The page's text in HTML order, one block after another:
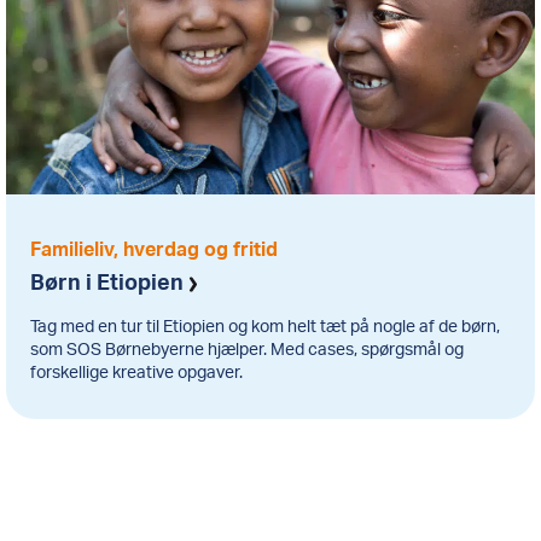
Familieliv, hverdag og fritid
Børn i Etiopien
Tag med en tur til Etiopien og kom helt tæt på nogle af de børn,
som SOS Børnebyerne hjælper. Med cases, spørgsmål og
forskellige kreative opgaver.